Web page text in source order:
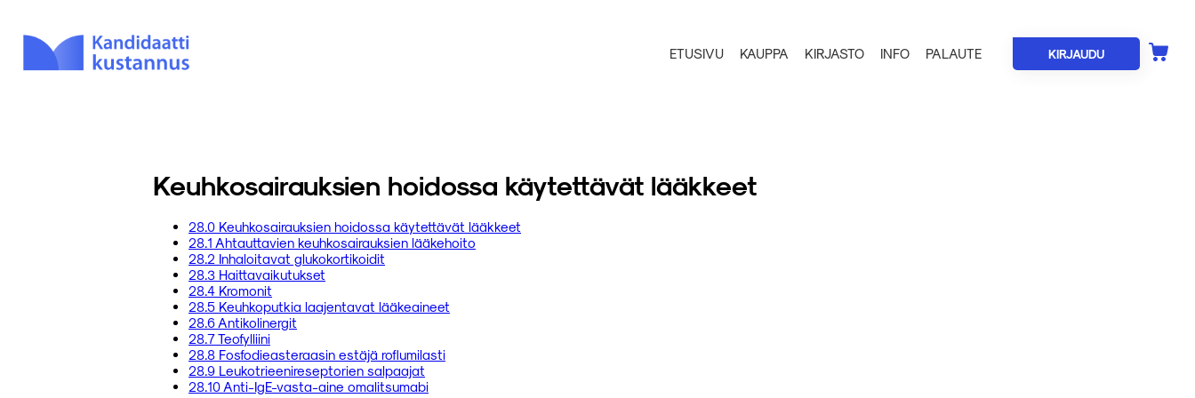
ETUSIVU KAUPPA KIRJASTO INFO PALAUTE KIRJAUDU
Keuhkosairauksien hoidossa käytettävät lääkkeet
28.0 Keuhkosairauksien hoidossa käytettävät lääkkeet
28.1 Ahtauttavien keuhkosairauksien lääkehoito
28.2 Inhaloitavat glukokortikoidit
28.3 Haittavaikutukset
28.4 Kromonit
28.5 Keuhkoputkia laajentavat lääkeaineet
28.6 Antikolinergit
28.7 Teofylliini
28.8 Fosfodieasteraasin estäjä roflumilasti
28.9 Leukotrieenireseptorien salpaajat
28.10 Anti-IgE-vasta-aine omalitsumabi